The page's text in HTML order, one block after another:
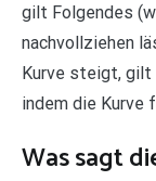
gilt Folgendes
nachvollziehen
Kurve steigt, gilt
indem die Kurve
Was sagt